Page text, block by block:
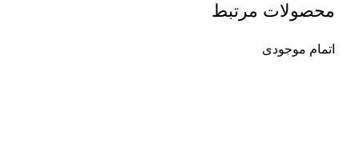
محصولات مرتبط
اتمام موجودی